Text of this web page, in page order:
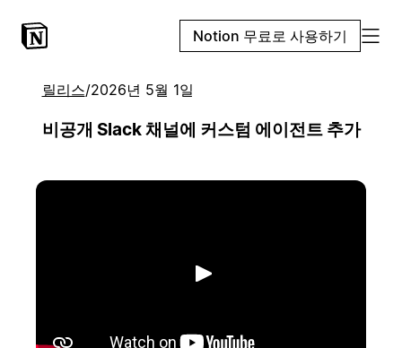
Notion 무료로 사용하기
릴리스/2026년 5월 1일
비공개 Slack 채널에 커스텀 에이전트 추가
재생